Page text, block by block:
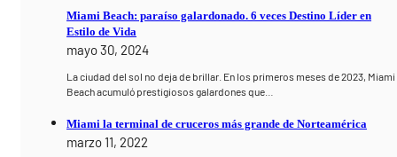
Miami Beach: paraíso galardonado. 6 veces Destino Líder en
Estilo de Vida
mayo 30, 2024
La ciudad del sol no deja de brillar. En los primeros meses de 2023, Miami
Beach acumuló prestigiosos galardones que…
Miami la terminal de cruceros más grande de Norteamérica
marzo 11, 2022